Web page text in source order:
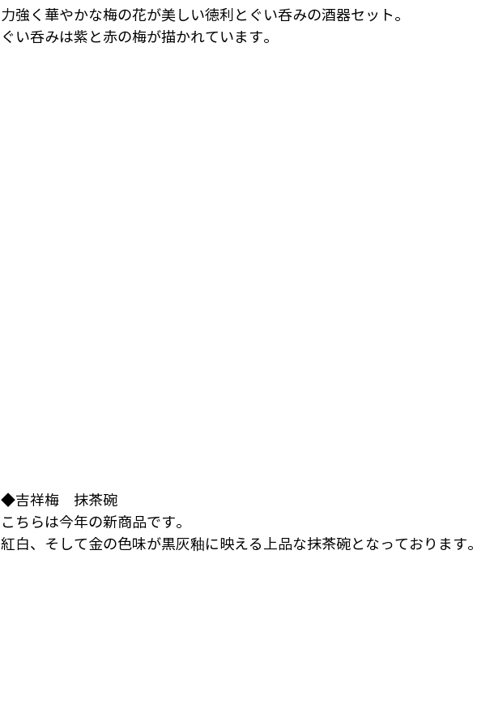
力強く華やかな梅の花が美しい徳利とぐい呑みの酒器セット。
ぐい呑みは紫と赤の梅が描かれています。
◆吉祥梅　抹茶碗
こちらは今年の新商品です。
紅白、そして金の色味が黒灰釉に映える上品な抹茶碗となっております。